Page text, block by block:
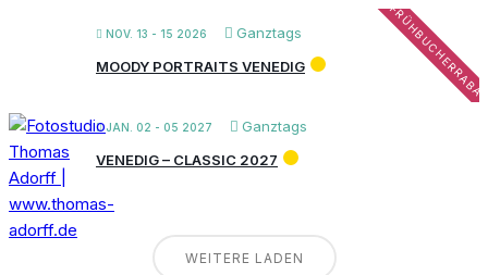
NOV. 13 - 15 2026 Ganztags
MOODY PORTRAITS VENEDIG
JAN. 02 - 05 2027
Ganztags
VENEDIG – CLASSIC 2027
WEITERE LADEN